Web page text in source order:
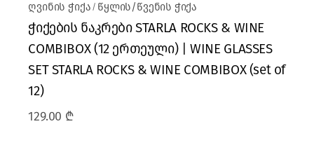
ღვინის ჭიქა წყლის/წვენის ჭიქა
ჭიქების ნაკრები STARLA ROCKS & WINE
COMBIBOX (12 ერთეული) | WINE GLASSES
SET STARLA ROCKS & WINE COMBIBOX (set of
12)
129.00 ₾